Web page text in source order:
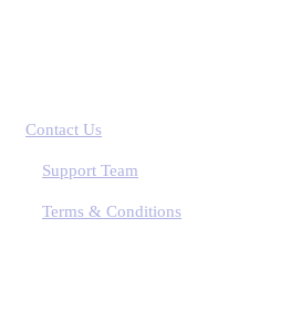
Contact Us
Support Team
Terms & Conditions